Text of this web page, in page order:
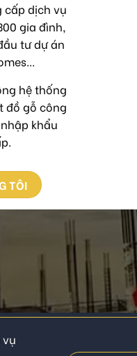
cấp dịch vụ
gia đình,
tư dự án
hệ thống
đồ gỗ công
khẩu
TÔI